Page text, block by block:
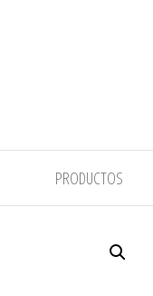
COMPEL
PRODUCTOS